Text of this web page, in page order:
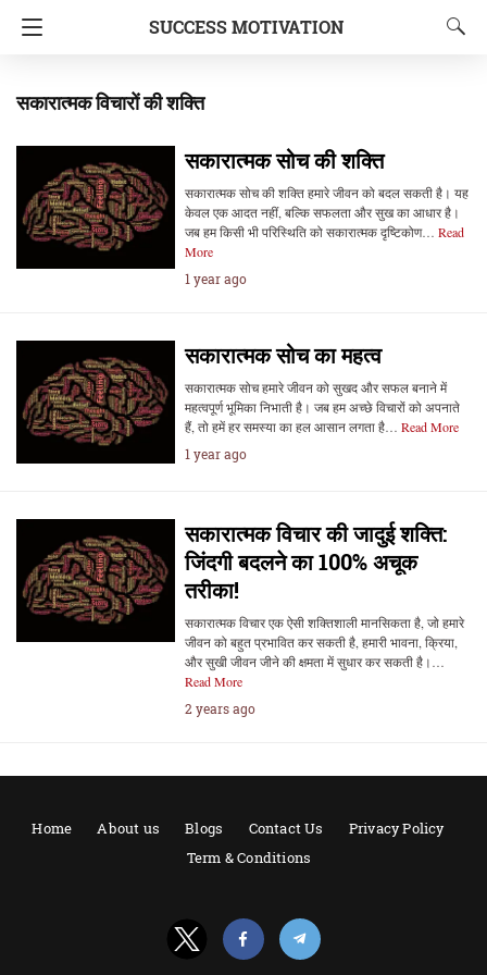
SUCCESS MOTIVATION
सकारात्मक विचारों की शक्ति
सकारात्मक सोच की शक्ति
सकारात्मक सोच की शक्ति हमारे जीवन को बदल सकती है। यह
केवल एक आदत नहीं, बल्कि सफलता और सुख का आधार है।
जब हम किसी भी परिस्थिति को सकारात्मक दृष्टिकोण… Read
More
1 year ago
सकारात्मक सोच का महत्व
सकारात्मक सोच हमारे जीवन को सुखद और सफल बनाने में
महत्वपूर्ण भूमिका निभाती है। जब हम अच्छे विचारों को अपनाते
हैं, तो हमें हर समस्या का हल आसान लगता है… Read More
1 year ago
सकारात्मक विचार की जादुई शक्ति:
जिंदगी बदलने का 100% अचूक
तरीका!
सकारात्मक विचार एक ऐसी शक्तिशाली मानसिकता है, जो हमारे
जीवन को बहुत प्रभावित कर सकती है, हमारी भावना, क्रिया,
और सुखी जीवन जीने की क्षमता में सुधार कर सकती है।…
Read More
2 years ago
Home About us Blogs Contact Us
Privacy Policy
Term & Conditions